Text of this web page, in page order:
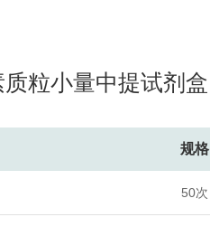
粒小量中提试剂盒
规格
50次